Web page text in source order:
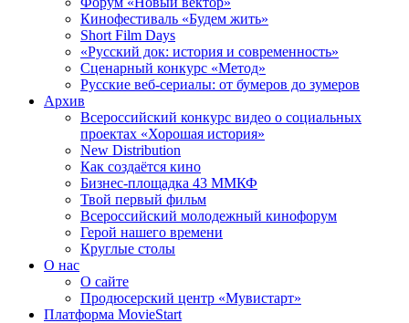
Кинофестиваль «Будем жить»
Short Film Days
«Русский док: история и современность»
Сценарный конкурс «Метод»
Русские веб-сериалы: от бумеров до зумеров
Архив
Всероссийский конкурс видео о социальных
проектах «Хорошая история»
New Distribution
Как создаётся кино
Бизнес-площадка 43 ММКФ
Твой первый фильм
Всероссийский молодежный кинофорум
Герой нашего времени
Круглые столы
О нас
О сайте
Продюсерский центр «Мувистарт»
Платформа MovieStart